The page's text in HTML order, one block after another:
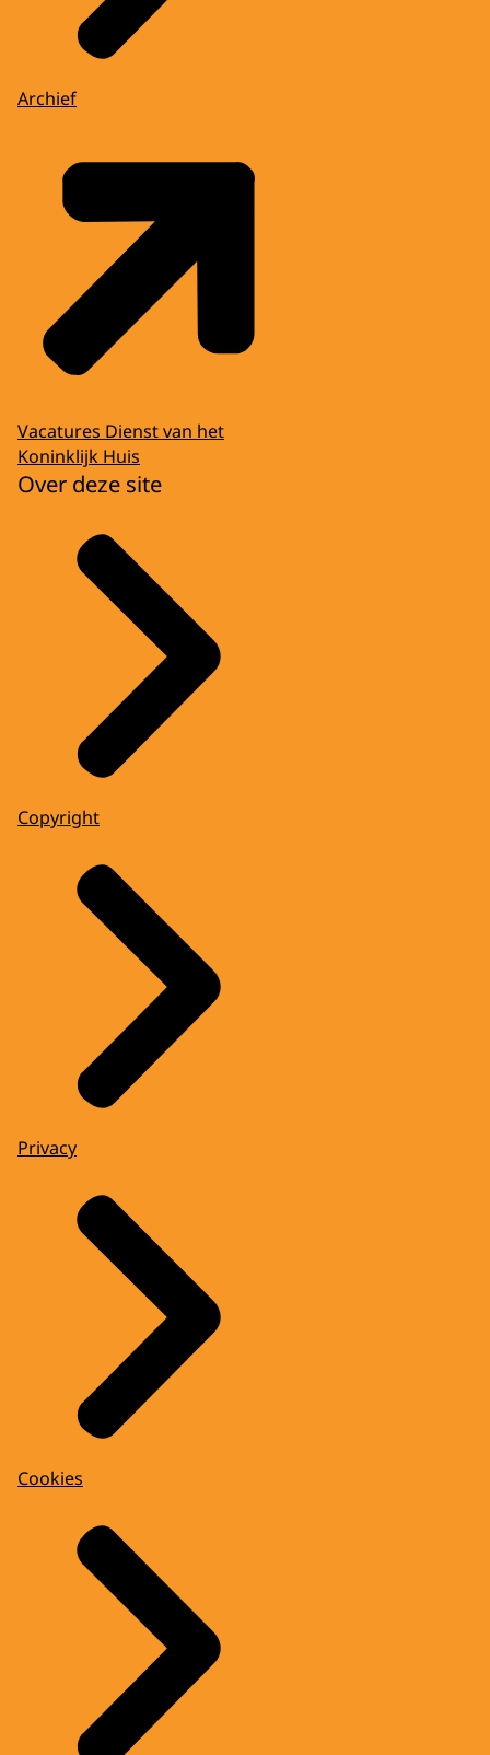
Archief
Vacatures Dienst van het
Koninklijk Huis
Over deze site
Copyright
Privacy
Cookies